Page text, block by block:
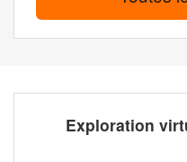
Exploration